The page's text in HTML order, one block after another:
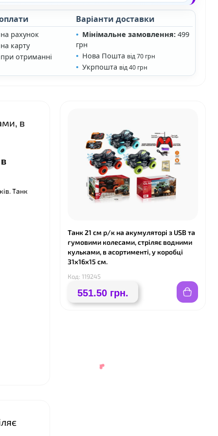
рахунок
карту
отриманні
Варіанти доставки
Мінімальне замовлення:499
грн
Нова Пошта від 70 грн
Укрпошта від 40 грн
в
Танк
Танк 21 см р/к на акумуляторі з USB та
гумовими колесами, стріляє водними
кульками, в асортименті, у коробці
31х16х15 см.
Код: 119245
551.50 грн.